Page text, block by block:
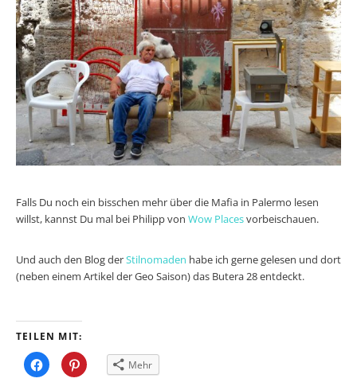
Falls Du noch ein bisschen mehr über die Mafia in Palermo lesen
willst, kannst Du mal bei Philipp von Wow Placesvorbeischauen.
Und auch den Blog derStilnomaden habe ich gerne gelesen und dort
(neben einem Artikel der Geo Saison) das Butera 28 entdeckt.
TEILEN MIT:
Klick,
um
Klick,
um Mehr